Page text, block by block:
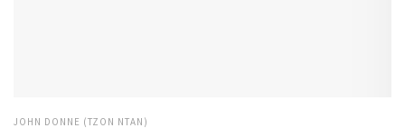
JOHN DONNE (ΤΖΟΝ ΝΤΑΝ)